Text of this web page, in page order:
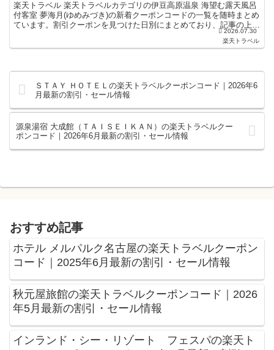
楽天トラベル 楽天トラベルカテゴリの伊豆高原温泉 海望む露天風呂
付客室 夢海月(ゆめみづき)の新着クーポンコードの一覧を随時まとめ
ています。割引クーポンを見つけた日別にまとめており、記事の上に
2026.07.30
楽天トラベル
ＳＴＡＹ ＨＯＴＥＬの楽天トラベルクーポンコード｜2026年6
月最新の割引・セール情報
源泉湯宿 大成館（ＴＡＩＳＥＩＫＡＮ）の楽天トラベルクー
ポンコード｜2026年6月最新の割引・セール情報
おすすめ記事
ホテル メルパルク名古屋の楽天トラベルクーポン
コード｜2025年6月最新の割引・セール情報
秋元屋旅館の楽天トラベルクーポンコード｜2026
年5月最新の割引・セール情報
インランド・シー・リゾート フェスパの楽天ト